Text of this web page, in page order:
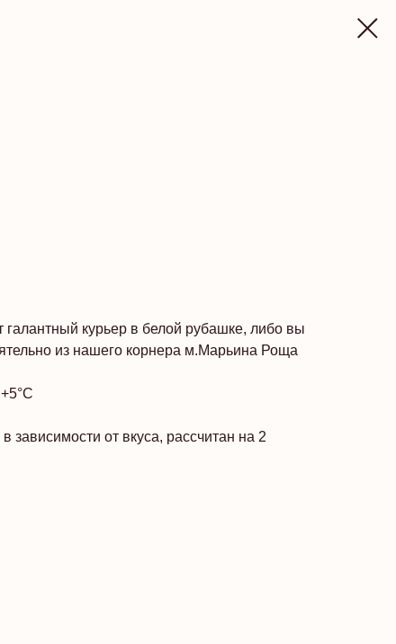
галантный курьер в белой рубашке, либо вы
из нашего корнера м.Марьина Роща
зависимости от вкуса, рассчитан на 2